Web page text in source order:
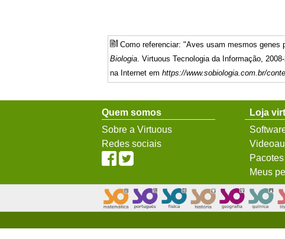
Como referenciar: "Aves usam mesmos genes
Biologia . Virtuous Tecnologia da Informação,
na Internet em https://www.sobiologia.com.br/
Quem somos
Sobre a Virtuous
Redes sociais
Loja
Meus